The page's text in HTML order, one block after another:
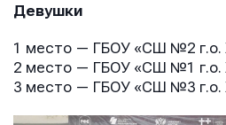
Девушки
1 место — ГБОУ «СШ №2 г.о.
2 место — ГБОУ «СШ №1 г.о.
3 место — ГБОУ «СШ №3 г.о.